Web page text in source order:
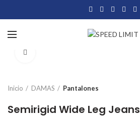
Inicio DAMAS Pantalones
Semirigid Wide Leg Jeans